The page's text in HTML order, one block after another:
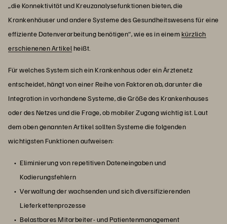
„die Konnektivität und Kreuzanalysefunktionen bieten, die
Krankenhäuser und andere Systeme des Gesundheitswesens für eine
effiziente Datenverarbeitung benötigen“, wie es in einemkürzlich
erschienenen Artikelheißt.
Für welches System sich ein Krankenhaus oder ein Ärztenetz
entscheidet, hängt von einer Reihe von Faktoren ab, darunter die
Integration in vorhandene Systeme, die Größe des Krankenhauses
oder des Netzes und die Frage, ob mobiler Zugang wichtig ist. Laut
dem oben genannten Artikel sollten Systeme die folgenden
wichtigsten Funktionen aufweisen:
Eliminierung von repetitiven Dateneingaben und
Kodierungsfehlern
Verwaltung der wachsenden und sich diversifizierenden
Lieferkettenprozesse
Belastbares Mitarbeiter- und Patientenmanagement